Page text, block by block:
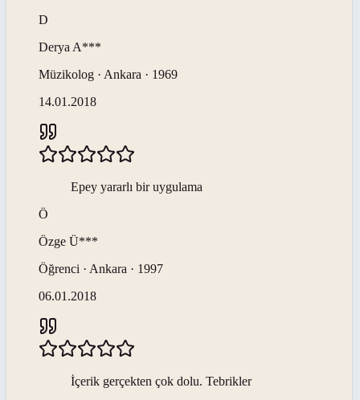
D
Derya A***
Müzikolog · Ankara · 1969
14.01.2018
Epey yararlı bir uygulama
Ö
Özge Ü***
Öğrenci · Ankara · 1997
06.01.2018
İçerik gerçekten çok dolu. Tebrikler